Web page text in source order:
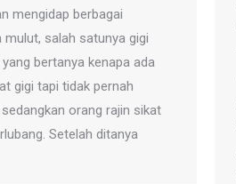
mengidap berbagai
salah satunya gigi
bertanya kenapa ada
gigi tapi tidak pernah
orang rajin sikat
Setelah ditanya